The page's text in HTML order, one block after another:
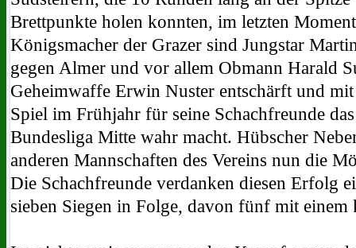
Brettpunkte holen konnten, im letzten
Königsmacher der Grazer sind Jungstar
gegen Almer und vor allem Obmann Harald
Geheimwaffe Erwin Nuster entschärft und
Spiel im Frühjahr für seine Schachfreunde
Bundesliga Mitte wahr macht. Hübscher
anderen Mannschaften des Vereins nun die
Die Schachfreunde verdanken diesen Erfolg
sieben Siegen in Folge, davon fünf mit einem